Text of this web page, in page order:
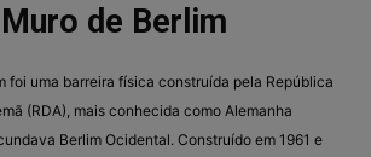
Muro de Berlim
foi uma barreira física construída pela República
(RDA), mais conhecida como Alemanha
Berlim Ocidental. Construído em 1961 e